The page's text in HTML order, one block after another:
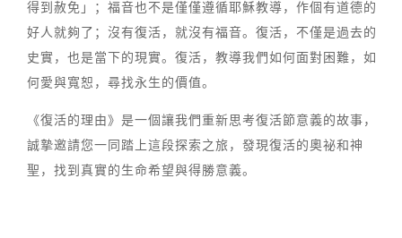
得到赦免」；福音也不是僅僅遵循耶穌教導，作個有道德的
好人就夠了；沒有復活，就沒有福音。復活，不僅是過去的
史實，也是當下的現實。復活，教導我們如何面對困難，如
何愛與寬恕，尋找永生的價值。
《復活的理由》是一個讓我們重新思考復活節意義的故事，
誠摯邀請您一同踏上這段探索之旅，發現復活的奧祕和神
聖，找到真實的生命希望與得勝意義。